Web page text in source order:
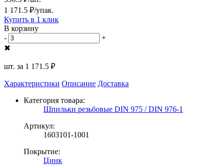
1 171.5 ₽/упак.
Купить в 1 клик
В корзину
-
+
✖
шт. за 1 171.5 ₽
Характеристики Описание Доставка
Категория товара:
Шпильки резьбовые DIN 975 / DIN 976-1
Артикул:
1603101-1001
Покрытие:
Цинк